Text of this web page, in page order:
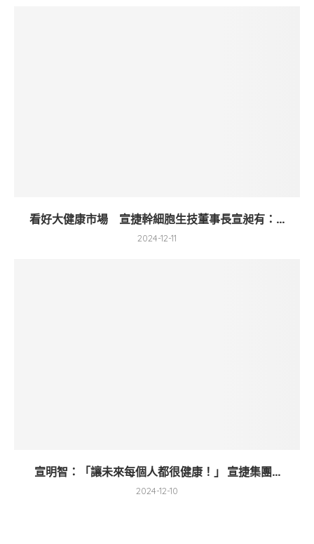
看好大健康市場 宣捷幹細胞生技董事長宣昶有：...
2024-12-11
宣明智：「讓未來每個人都很健康！」 宣捷集團...
2024-12-10